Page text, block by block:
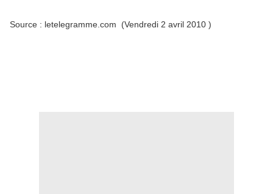
Source : letelegramme.com (Vendredi 2 avril 2010 )